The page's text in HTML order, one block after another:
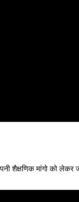
शैक्षणिक मांगो को